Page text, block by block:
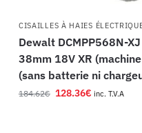
CISAILLES À HAIES
Dewalt DCMPP568N-
38mm 18V XR
(sans batterie ni
184.62€ 128.36€ inc. T.V.A